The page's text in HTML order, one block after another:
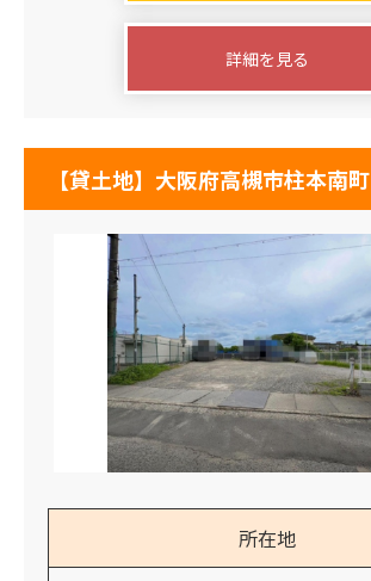
詳細を見る
【貸土地】大阪府高槻市柱本南町
所在地